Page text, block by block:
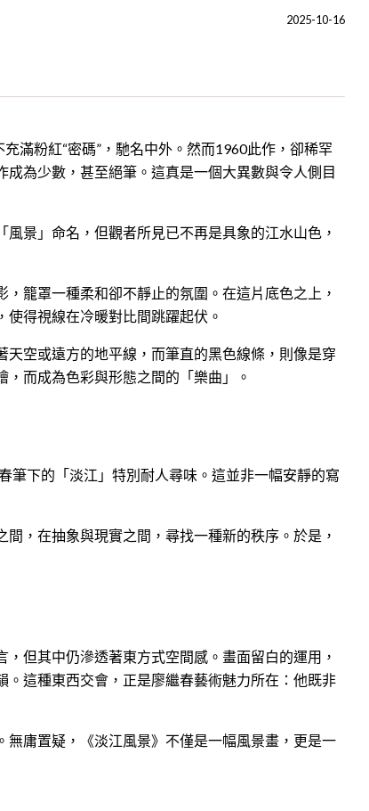
2025-10-16
滿粉紅“密碼”，馳名中外。然而1960此作，卻稀罕
為少數，甚至絕筆。這真是一個大異數與令人側目
景」命名，但觀者所見已不再是具象的江水山色，
籠罩一種柔和卻不靜止的氛圍。在這片底色之上，
得視線在冷暖對比間跳躍起伏。
空或遠方的地平線，而筆直的黑色線條，則像是穿
而成為色彩與形態之間的「樂曲」。
筆下的「淡江」特別耐人尋味。這並非一幅安靜的寫
，在抽象與現實之間，尋找一種新的秩序。於是，
但其中仍滲透著東方式空間感。畫面留白的運用，
這種東西交會，正是廖繼春藝術魅力所在：他既非
庸置疑，《淡江風景》不僅是一幅風景畫，更是一